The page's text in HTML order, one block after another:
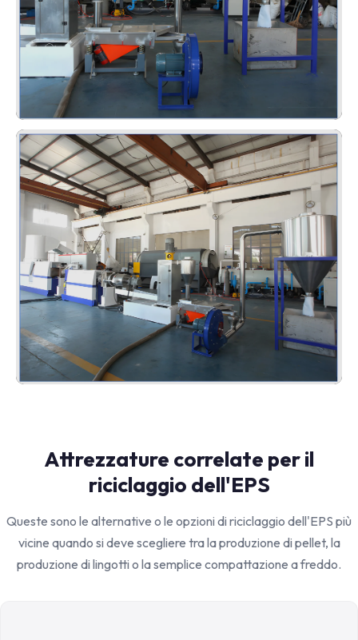
Attrezzature correlate per il
riciclaggio dell'EPS
Queste sono le alternative o le opzioni di riciclaggio dell'EPS più
vicine quando si deve scegliere tra la produzione di pellet, la
produzione di lingotti o la semplice compattazione a freddo.